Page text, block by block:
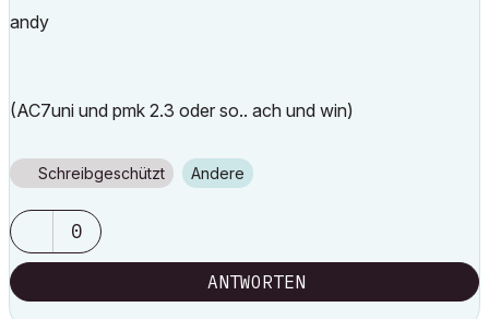
andy
(AC7uni und pmk 2.3 oder so.. ach und win)
Schreibgeschützt Andere
0
ANTWORTEN